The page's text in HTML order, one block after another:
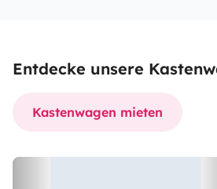
Entdecke unsere
Kastenwagen mieten